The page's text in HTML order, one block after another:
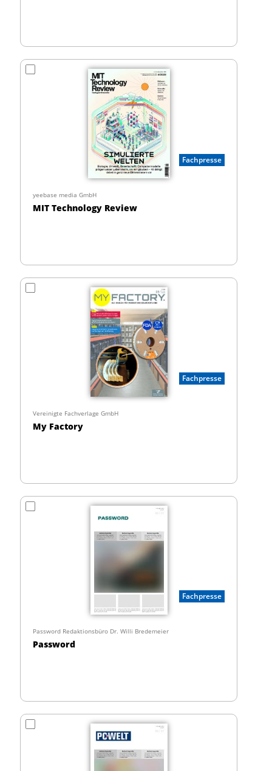
Fachpresse
yeebase media GmbH
MIT Technology Review
Fachpresse
Vereinigte Fachverlage GmbH
My Factory
Fachpresse
Password Redaktionsbüro Dr. Willi Bredemeier
Password